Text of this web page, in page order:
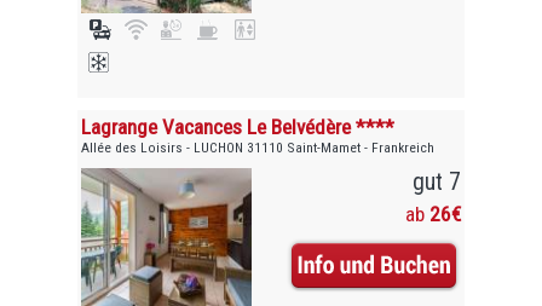
Lagrange Vacances Le Belvédère ****
Allée des Loisirs - LUCHON 31110 Saint-Mamet - Frankreich
gut 7
ab 26€